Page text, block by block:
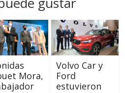
Mora,
Volvo Car y
Ford
estuvieron